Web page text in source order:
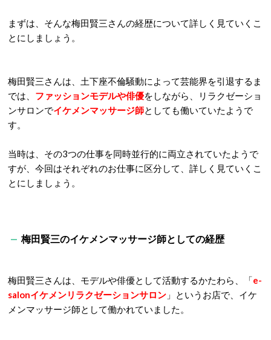
まずは、そんな梅田賢三さんの経歴について詳しく見ていくこ
とにしましょう。
梅田賢三さんは、土下座不倫騒動によって芸能界を引退するま
では、 ファッションモデルや俳優をしながら、リラクゼーショ
ンサロンでイケメンマッサージ師としても働いていたようで
す。
当時は、その3つの仕事を同時並行的に両立されていたようで
すが、今回はそれぞれのお仕事に区分して、詳しく見ていくこ
とにしましょう。
梅田賢三のイケメンマッサージ師としての経歴
梅田賢三さんは、モデルや俳優として活動するかたわら、「e-
salonイケメンリラクゼーションサロン 」というお店で、イケ
メンマッサージ師として働かれていました。